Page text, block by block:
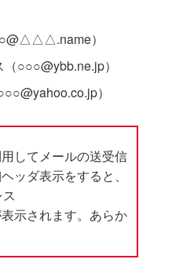
）
（○○○@ybb.ne.jp）
jp）
してメールの送受信
ッダ表示をすると、
示されます。あらか